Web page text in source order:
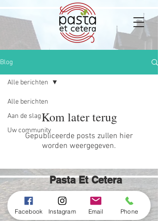
Blog
Alle berichten
Aan de slag
Uw community
Alle berichten
Kom later terug
Gepubliceerde posts zullen hier
worden weergegeven.
Pasta Et Cetera
ga naar contactformulier
Facebook Instagram Email Phone